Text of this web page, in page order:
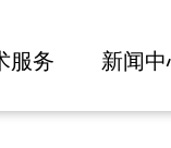
服务 新闻